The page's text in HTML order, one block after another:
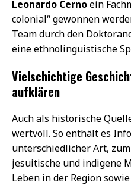
Leonardo Cernoein
colonial“ gewonnen
Team durch den
eine ethnolinguistische
Vielschichtige
aufklären
Auch als historische
wertvoll. So enthält es
unterschiedlicher Art,
jesuitische und indigene
Leben in der Region